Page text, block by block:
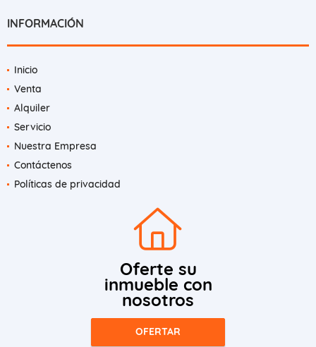
INFORMACIÓN
Inicio
Venta
Alquiler
Servicio
Nuestra Empresa
Contáctenos
Políticas de privacidad
Oferte su
inmueble con
nosotros
OFERTAR